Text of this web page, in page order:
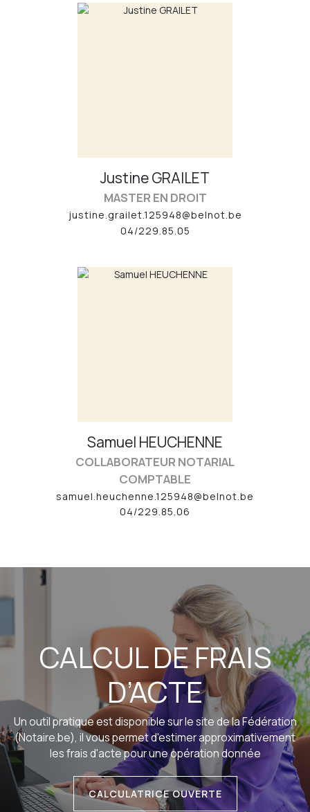
JustineGRAILET
MASTER EN DROIT
justine.grailet.125948@belnot.be
04/229.85.05
Samuel HEUCHENNE
COLLABORATEUR NOTARIAL
COMPTABLE
samuel.heuchenne.125948@belnot.be
04/229.85.06
CALCUL DE FRAIS
D’ACTE
Un outil pratique est disponible sur le site de la Fédération
(Notaire.be), il vous permet d'estimer approximativement
les frais d'acte pour une opération donnée
CALCULATRICE OUVERTE